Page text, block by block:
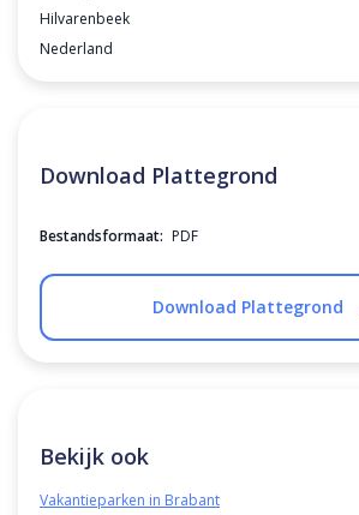
Hilvarenbeek
Nederland
Download Plattegrond
Bestandsformaat: PDF
Download Plattegrond
Bekijk ook
Vakantieparken in Brabant